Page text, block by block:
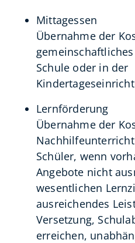
Mittagessen
Übernahme der
Schule oder in der
Lernförderung
Übernahme der
Schüler, wenn
Angebote nicht
wesentlichen
ausreichendes
Versetzung,
erreichen,